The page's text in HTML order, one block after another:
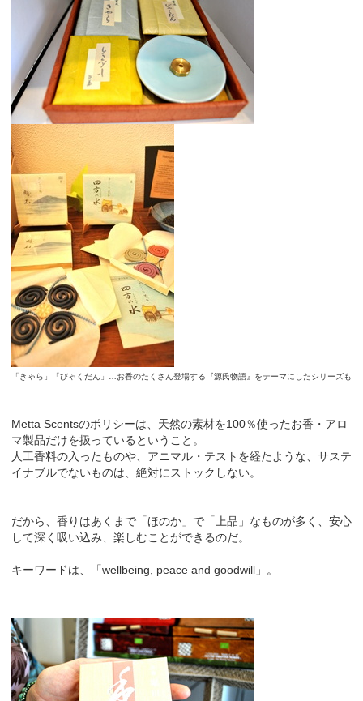
「きゃら」「びゃくだん」…お香のたくさん登場する『源氏物語』をテーマにしたシリーズも
Metta Scentsのポリシーは、天然の素材を100％使ったお香・アロ
マ製品だけを扱っているということ。
人工香料の入ったものや、アニマル・テストを経たような、サステ
イナブルでないものは、絶対にストックしない。
だから、香りはあくまで「ほのか」で「上品」なものが多く、安心
して深く吸い込み、楽しむことができるのだ。
キーワードは、「wellbeing, peace and goodwill」。